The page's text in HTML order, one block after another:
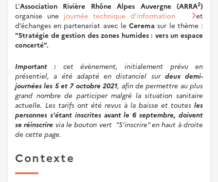
L'Association Rivière Rhône Alpes Auvergne (ARRA2)
organise une journée technique d’information
et
d’échanges en partenariat avec leCeremasur le thème :
"Stratégie de gestion des zones humides : vers un espace
concerté".
Important : cet évènement, initialement prévu en
présentiel, a été adapté en distanciel sur deux demi-
journées les 5 et 7 octobre 2021, afin de permettre au plus
grand nombre de participer malgré la situation sanitaire
actuelle. Les tarifs ont été revus à la baisse et toutes les
personnes s'étant inscrites avant le 6 septembre, doivent
se réinscrire via le bouton vert "S'inscrire" en haut à droite
de cette page.
Contexte